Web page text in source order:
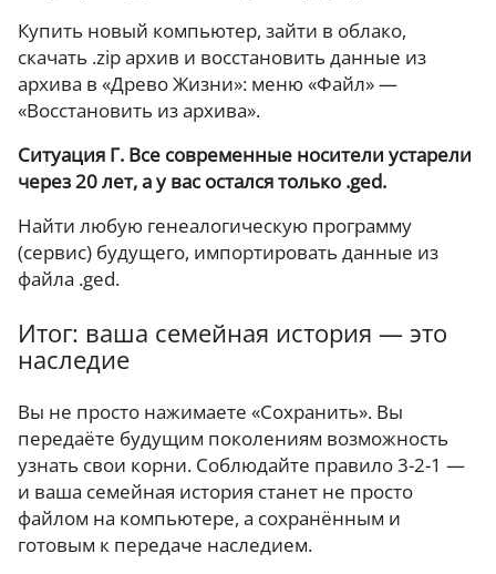
Купить новый компьютер, зайти в облако,
скачать .zip архив и восстановить данные из
архива в «Древо Жизни»: меню «Файл» —
«Восстановить из архива».
Ситуация Г. Все современные носители устарели
через 20 лет, а у вас остался только .ged.
Найти любую генеалогическую программу
(сервис) будущего, импортировать данные из
файла .ged.
Итог: ваша семейная история — это
наследие
Вы не просто нажимаете «Сохранить». Вы
передаёте будущим поколениям возможность
узнать свои корни. Соблюдайте правило 3-2-1 —
и ваша семейная история станет не просто
файлом на компьютере, а сохранённым и
готовым к передаче наследием.